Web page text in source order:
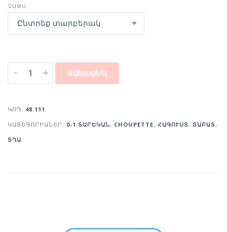
ՉԱՓՍ
Ընտրեք տարբերակ
- + Ավելացնել
ԿՈԴ: 48.111
ԿԱՏԵԳՈՐԻԱՆԵՐ: 0-1 ՏԱՐԵԿԱՆ, CHOUPETTE, ՀԱԳՈՒՍՏ, ՏԱԲԱՏ,
ՏՂԱ